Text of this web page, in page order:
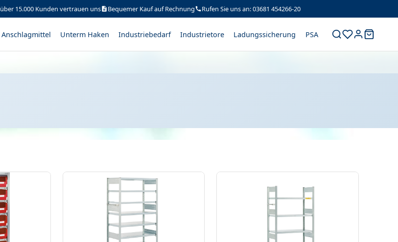
über 15.000 Kunden vertrauen uns Bequemer Kauf auf Rechnung Rufen Sie uns an: 03681 454266-20
Anschlagmittel Unterm Haken Industriebedarf Industrietore Ladungssicherung PSA